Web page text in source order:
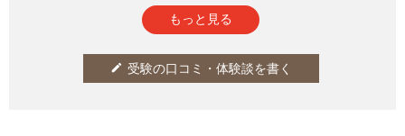
題なんですが、基本は細かく体裁等の指示がされていますし、
共通のCSSは用意された状態なので、そんなに網羅的に記憶し
方は知っておく必要はあります。公式問題集があって、ほぼ本
番と同じなので、それを事前にやっておくと確実に合格できる
もっと見る
edit 受験の口コミ・体験談を書く